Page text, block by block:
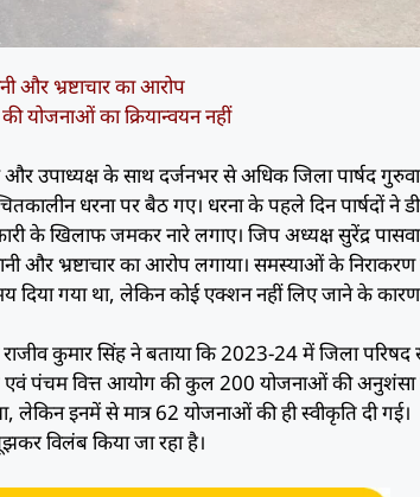
और भ्रष्टाचार का आरोप
योजनाओं का क्रियान्वयन नहीं
उपाध्यक्ष के साथ दर्जनभर से अधिक जिला पार्षद
धरना पर बैठ गए। धरना के पहले दिन पार्षदों ने
के खिलाफ जमकर नारे लगाए। जिप अध्यक्ष सुरेंद्र
और भ्रष्टाचार का आरोप लगाया। समस्याओं के
दिया गया था, लेकिन कोई एक्शन नहीं लिए जाने के
राजीव कुमार सिंह ने बताया कि 2023-24 में जिला परिषद
एवं पंचम वित्त आयोग की कुल 200 योजनाओं की अनुशंसा
लेकिन इनमें से मात्र 62 योजनाओं की ही स्वीकृति दी गई।
विलंब किया जा रहा है।